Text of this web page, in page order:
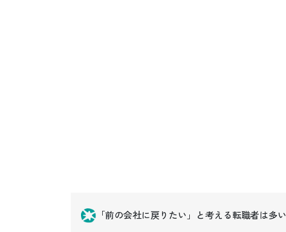
「前の会社に戻りたい」と考える転職者は多い